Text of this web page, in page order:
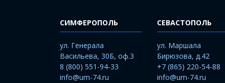
СИМФЕРОПОЛЬ
ул. Генерала
Васильева, 30Б, оф.3
8 (800) 551-94-33
info@um-74.ru
СЕВАСТОПОЛЬ
ул. Маршала
Бирюзова, д.42
+7 (865) 220-54-88
info@um-74.ru